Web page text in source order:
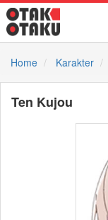
Home
Karakter
Ten Kujou